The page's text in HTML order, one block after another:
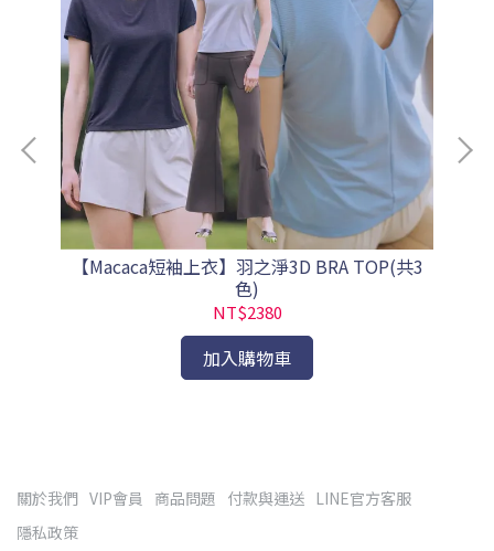
【Macaca短袖上衣】羽之淨3D BRA TOP(共3
色)
NT$2380
加入購物車
關於我們 VIP會員 商品問題 付款與運送 LINE官方客服
隱私政策